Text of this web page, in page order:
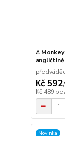
A
angličtině
Kč 592/
Kč 489
Novinka